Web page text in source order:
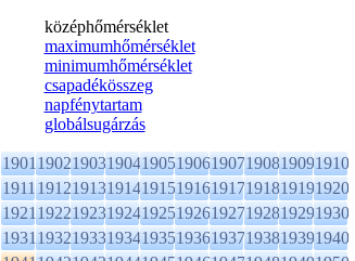
középhőmérséklet
maximumhőmérséklet
minimumhőmérséklet
csapadékösszeg
napfénytartam
globálsugárzás
1901190219031904190519061907190819091910
1911191219131914191519161917191819191920
1921192219231924192519261927192819291930
1931193219331934193519361937193819391940